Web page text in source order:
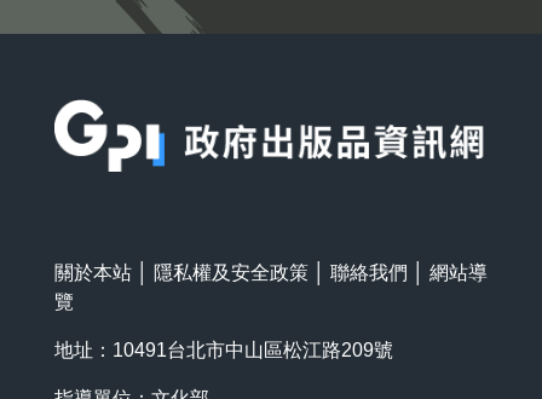
關於本站 隱私權及安全政策 聯絡我們
網站導
覽
地址：10491台北市中山區松江路209號